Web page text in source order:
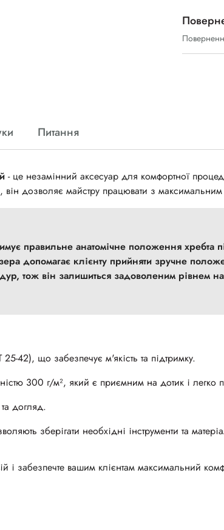
Питання
- це незамінний аксесуар для комфортної
дозволяє майстру працювати з максимальним
допомагає клієнту прийняти зручне
тож він залишиться задоволеним рівнем
42), що забезпечує м'якість та підтримку.
300 г/м², який є приємним на дотик і легко
догляд.
зберігати необхідні інструменти та
забезпечте вашим клієнтам максимальний